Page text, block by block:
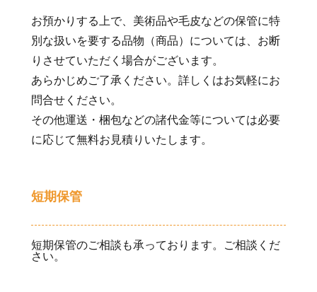
お預かりする上で、美術品や毛皮などの保管に特
別な扱いを要する品物（商品）については、お断
りさせていただく場合がございます。
あらかじめご了承ください。詳しくはお気軽にお
問合せください。
その他運送・梱包などの諸代金等については必要
に応じて無料お見積りいたします。
短期保管
短期保管のご相談も承っております。ご相談くだ
さい。